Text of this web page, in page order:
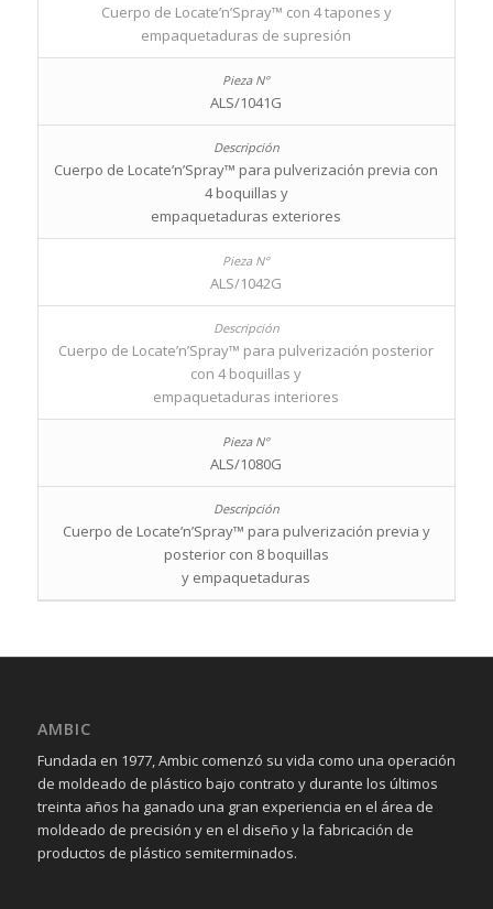
Cuerpo de Locate’n’Spray™ con 4 tapones y
empaquetaduras de supresión
ALS/1041G
Cuerpo de Locate’n’Spray™ para pulverización previa con
4 boquillas y
empaquetaduras exteriores
ALS/1042G
Cuerpo de Locate’n’Spray™ para pulverización posterior
con 4 boquillas y
empaquetaduras interiores
ALS/1080G
Cuerpo de Locate’n’Spray™ para pulverización previa y
posterior con 8 boquillas
y empaquetaduras
AMBIC
Fundada en 1977, Ambic comenzó su vida como una operación
de moldeado de plástico bajo contrato y durante los últimos
treinta años ha ganado una gran experiencia en el área de
moldeado de precisión y en el diseño y la fabricación de
productos de plástico semiterminados.